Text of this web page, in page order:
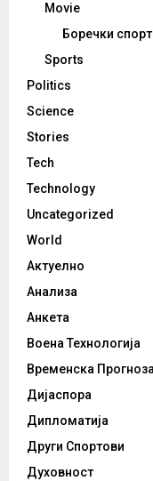
Movie
Боречки
Sports
Politics
Science
Stories
Tech
Technology
Uncategorized
World
Актуелно
Анализа
Анкета
Воена Технологија
Временска Прогноза
Дијаспора
Дипломатија
Други Спортови
Духовност